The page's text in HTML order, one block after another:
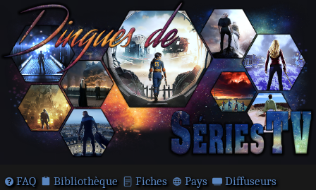
FAQ Bibliothèque Fiches Pays Diffuseurs